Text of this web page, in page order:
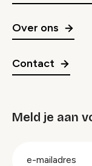
Over ons
Contact
Meld je aan